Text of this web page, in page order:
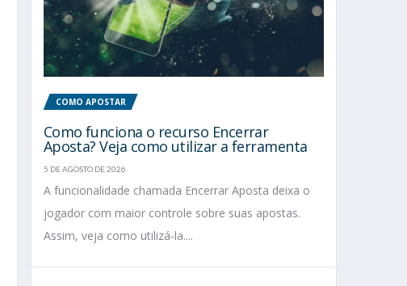
COMO APOSTAR
Como funciona o recurso Encerrar
Aposta? Veja como utilizar a ferramenta
5 DE AGOSTO DE 2026
A funcionalidade chamada Encerrar Aposta deixa o
jogador com maior controle sobre suas apostas.
Assim, veja como utilizá-la....